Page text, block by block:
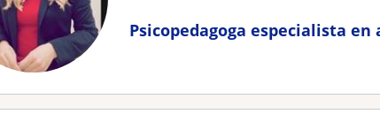
Psicopedagoga especialista en